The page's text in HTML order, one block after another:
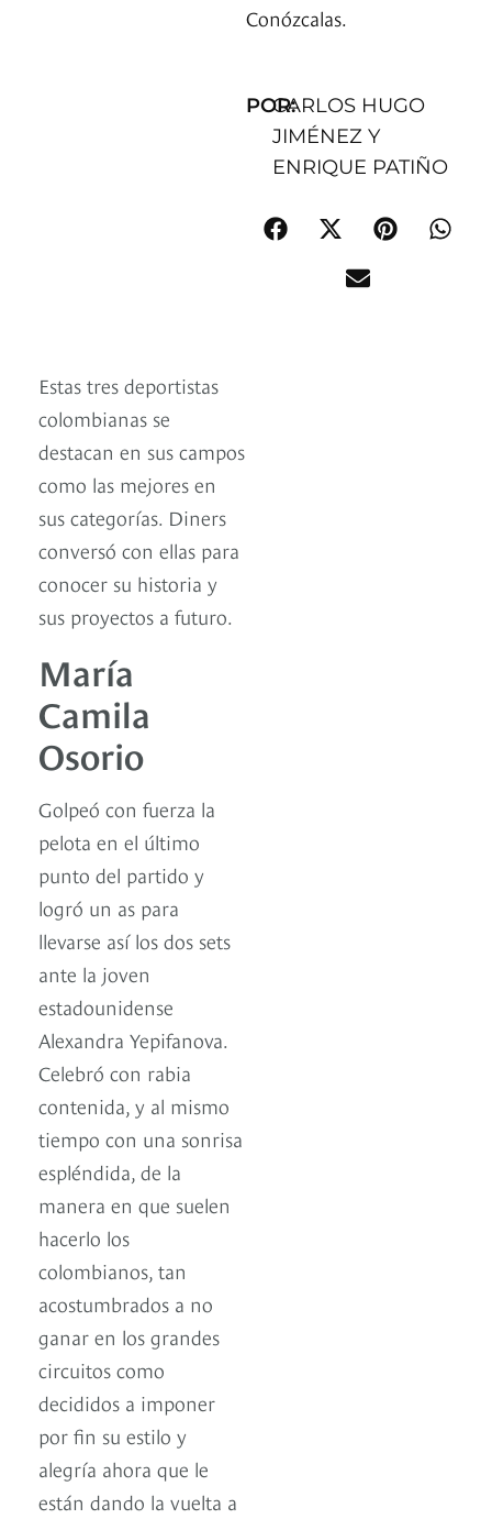
Conózcalas.
POR:CARLOS HUGO
JIMÉNEZ Y
ENRIQUE PATIÑO
Estas tres deportistas
colombianas se
destacan en sus campos
como las mejores en
sus categorías. Diners
conversó con ellas para
conocer su historia y
sus proyectos a futuro.
María
Camila
Osorio
Golpeó con fuerza la
pelota en el último
punto del partido y
logró un as para
llevarse así los dos sets
ante la joven
estadounidense
Alexandra Yepifanova.
Celebró con rabia
contenida, y al mismo
tiempo con una sonrisa
espléndida, de la
manera en que suelen
hacerlo los
colombianos, tan
acostumbrados a no
ganar en los grandes
circuitos como
decididos a imponer
por fin su estilo y
alegría ahora que le
están dando la vuelta a